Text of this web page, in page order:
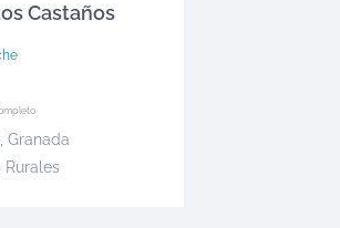
Castaños
Granada
Rurales